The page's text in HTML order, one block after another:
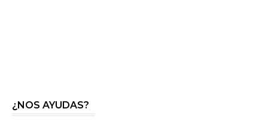
¿NOS AYUDAS?